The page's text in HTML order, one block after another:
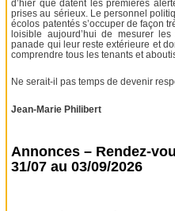
d’hier que datent les premières
prises au sérieux. Le personnel
écolos patentés s’occuper de façon
loisible aujourd’hui de mesurer
panade qui leur reste extérieure et
comprendre tous les tenants et
Ne serait-il pas temps de devenir
Jean-Marie Philibert
Annonces – Rendez-
31/07 au 03/09/2026